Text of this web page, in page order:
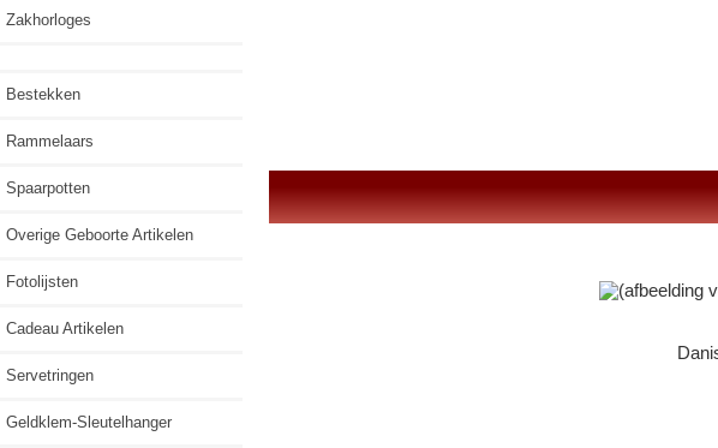
Zakhorloges
Bestekken
Rammelaars
Spaarpotten
Overige Geboorte Artikelen
Fotolijsten
Cadeau Artikelen
Servetringen
Geldklem-Sleutelhanger